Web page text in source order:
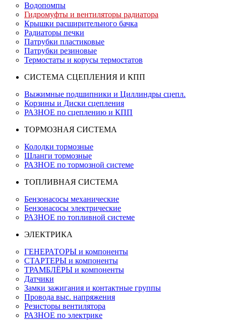
Водопомпы
Гидромуфты и вентиляторы радиатора
Крышки расширительного бачка
Радиаторы печки
Патрубки пластиковые
Патрубки резиновые
Термостаты и корусы термостатов
СИСТЕМА СЦЕПЛЕНИЯ И КПП
Выжимные подшипники и Циллиндры сцепл.
Корзины и Диски сцепления
РАЗНОЕ по сцеплению и КПП
ТОРМОЗНАЯ СИСТЕМА
Колодки тормозные
Шланги тормозные
РАЗНОЕ по тормозной системе
ТОПЛИВНАЯ СИСТЕМА
Бензонасосы механические
Бензонасосы электрические
РАЗНОЕ по топливной системе
ЭЛЕКТРИКА
ГЕНЕРАТОРЫ и компоненты
СТАРТЕРЫ и компоненты
ТРАМБЛЁРЫ и компоненты
Датчики
Замки зажигания и контактные группы
Провода выс. напряжения
Резисторы вентилятора
РАЗНОЕ по электрике